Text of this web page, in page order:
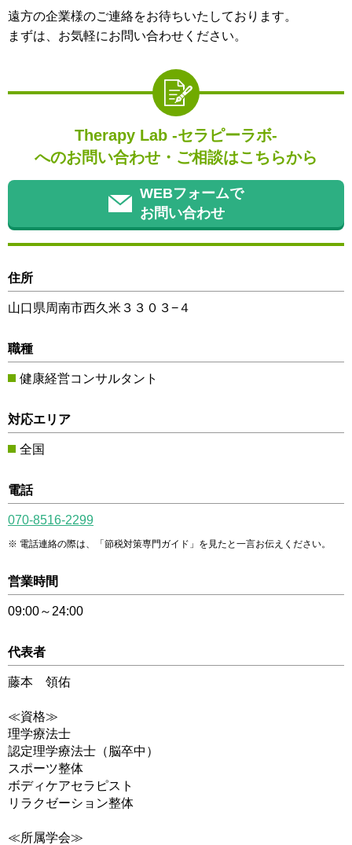
遠方の企業様のご連絡をお待ちいたしております。
まずは、お気軽にお問い合わせください。
Therapy Lab -セラピーラボ-
へのお問い合わせ・ご相談はこちらから
WEBフォームで
お問い合わせ
住所
山口県周南市西久米３３０３−４
職種
健康経営コンサルタント
対応エリア
全国
電話
070-8516-2299
電話連絡の際は、「節税対策専門ガイド」を見たと一言お伝えください。
営業時間
09:00～24:00
代表者
藤本 領佑
≪資格≫
理学療法士
認定理学療法士（脳卒中）
スポーツ整体
ボディケアセラピスト
リラクゼーション整体
≪所属学会≫